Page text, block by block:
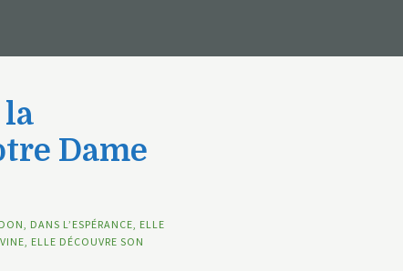
Dame
DANS L’ESPÉRANCE, ELLE
ELLE DÉCOUVRE SON